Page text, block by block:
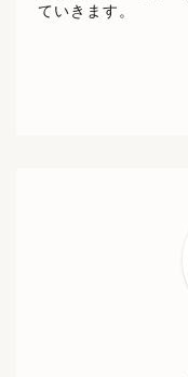
ていきます。